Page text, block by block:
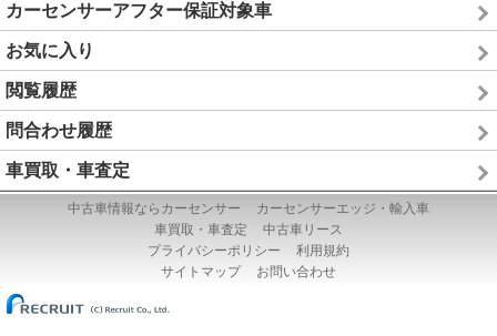
カーセンサーアフター保証対象車
お気に入り
閲覧履歴
問合わせ履歴
車買取・車査定
中古車情報ならカーセンサー
カーセンサーエッジ・輸入車
車買取・車査定
中古車リース
プライバシーポリシー
利用規約
サイトマップ
お問い合わせ